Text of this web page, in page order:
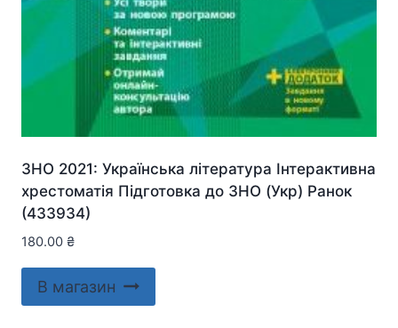
ЗНО 2021: Українська література Інтерактивна
хрестоматія Підготовка до ЗНО (Укр) Ранок
(433934)
180.00 ₴
В магазин